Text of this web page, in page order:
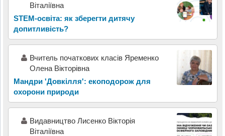
Віталіївна
STEM-освіта: як зберегти дитячу
допитливість?
Вчитель початкових класів Яременко
Олена Вікторівна
Мандри 'Довкілля': екоподорож для
охорони природи
Видавництво Лисенко Вікторія
Віталіївна